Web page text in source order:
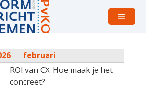
Open
februari
ROI van CX. Hoe maak je het
concreet?